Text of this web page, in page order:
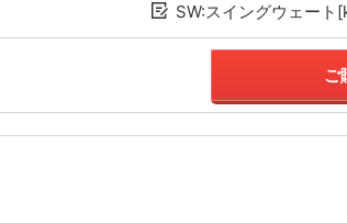
SW:スイングウェー
ご